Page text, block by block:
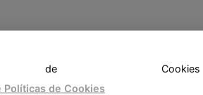
de Cookies
Políticas de Cookies